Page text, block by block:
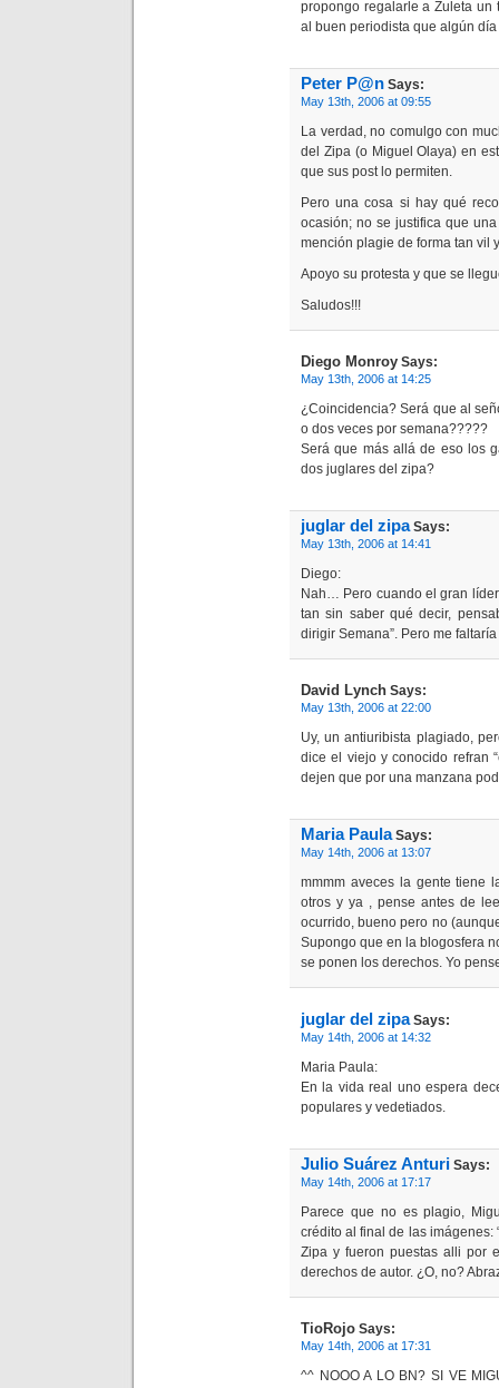
propongo regalarle a Zuleta un
al buen periodista que algún día
Peter P@n Says:
May 13th, 2006 at 09:55
La verdad, no comulgo con
del Zipa (o Miguel Olaya) en
que sus post lo permiten.
Pero una cosa si hay qué
ocasión; no se justifica que
mención plagie de forma tan vil
Apoyo su protesta y que se
Saludos!!!
Diego Monroy Says:
May 13th, 2006 at 14:25
¿Coincidencia? Será que al
o dos veces por semana?????
Será que más allá de eso los
dos juglares del zipa?
juglar del zipaSays:
May 13th, 2006 at 14:41
Diego:
Nah… Pero cuando el gran
tan sin saber qué decir,
dirigir Semana”. Pero me
David Lynch Says:
May 13th, 2006 at 22:00
Uy, un antiuribista plagiado,
dice el viejo y conocido refran
dejen que por una manzana
Maria PaulaSays:
May 14th, 2006 at 13:07
mmmm aveces la gente tiene
otros y ya , pense antes de
ocurrido, bueno pero no
Supongo que en la blogosfera
se ponen los derechos. Yo
juglar del zipaSays:
May 14th, 2006 at 14:32
Maria Paula:
En la vida real uno espera
populares y vedetiados.
Julio Suárez Anturi Says:
May 14th, 2006 at 17:17
Parece que no es plagio,
crédito al final de las
Zipa y fueron puestas alli por
derechos de autor. ¿O, no?
TioRojo Says:
May 14th, 2006 at 17:31
^^ NOOO A LO BN? SI VE